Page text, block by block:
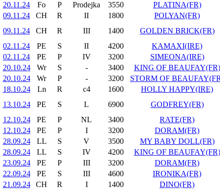
20.11.24
Fo P Prodejka 3550
PLATINA(FR)
09.11.24
CH R II 1800
POLYAN(FR)
09.11.24
CH R III 1400
GOLDEN BRICK(FR)
02.11.24
PE S II 4200
KAMAXI(IRE)
02.11.24
PE P IV 3200
SIMEONA(IRE)
20.10.24
Wr S - 3400
KING OF BEAUFAY(FR)
20.10.24
Wr P - 3200
STORM OF
18.10.24
Ln R c4 1600
HOLLY HAPPY(IRE)
13.10.24
PE S L 6900
GODFREY(FR)
12.10.24
PE P NL 3400
RATE(FR)
12.10.24
PE P I 3200
DORAM(FR)
28.09.24
LL S V 3500
MY BABY DOLL(FR)
28.09.24
LL S IV 4200
KING OF BEAUFAY(FR)
23.09.24
PE P III 3200
DORAM(FR)
22.09.24
PE S III 4600
IRONIKA(FR)
21.09.24
CH R I 1400
DINO(FR)